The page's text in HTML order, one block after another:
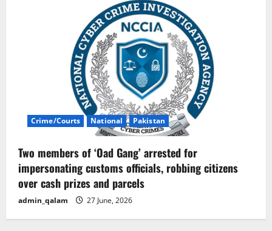
Crime/Courts National Pakistan
Two members of ‘Oad Gang’ arrested for
impersonating customs officials, robbing citizens
over cash prizes and parcels
admin_qalam 27 June, 2026